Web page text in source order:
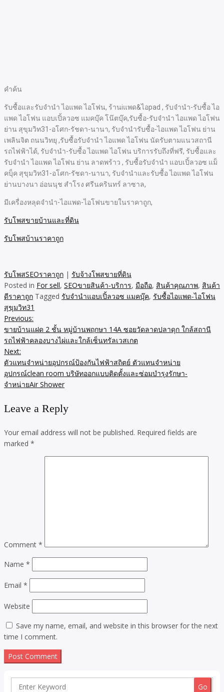
คำค้น
รับซื้อและรับจำนำ ไอแพด ไอโฟน, ร้านiแพด&ไอpad , รับจำนำ-รับซื้อ ไอ
แพด ไอโฟน แอบเปิ้ลวอซ แมคบุ๊ค โน๊ตบุ๊ค,รับซื้อ-รับจำนำ ไอแพด ไอโฟน
ย่าน สุขุมวิท31-อโศก-รัชดา-นานา, รับจำนำรับซื้อ-ไอแพด ไอโฟน ย่าน
เพลินจิต ถนนวิทยุ ,รับซื้อรับจำนำ ไอแพด ไอโฟน นัดรับตามแนวสถานี
รถไฟฟ้าได้, รับจำนำ-รับซื้อ ไอแพด ไอโฟน บริการรับถึงที่ฟรี, รับซื้อและ
รับจำนำ ไอแพด ไอโฟน ย่าน ลาดพร้าว , รับซื้อรับจำนำ แอบเปิ้ลวอซ แม็
คบุ็ค สุขุมวิท31-อโศก-รัชดา-นานา, รับจำนำและรับซื้อ ไอแพด ไอโฟน
ย่านบางนา อ่อนนุช สำโรง ศรีนครินทร์ ลาซาล,
มีเครื่องหลุดจำนำ-ไอแพด-ไอโฟนขายในราคาถูก,
รับโพสขายบ้านและที่ดิน
รับโพสบ้านราคาถูก
รับโพสSEOราคาถูก | รับจ้างโพสขายที่ดิน
Posted in For sell, SEOขายสินค้า-บริการ, มือถือ, สินค้าคุณภาพ, สินค้า
ดีราคาถูก Tagged รับจำนำแอบเปิ้ลวอซ แมคบุ๊ค, รับซื้อไอแพด-ไอโฟน
สุขุมวิท31
Post
navigation
Previous:
ขายบ้านแฝด 2 ชั้น หมู่บ้านพฤกษา 14A ซอยวัดลาดปลาดุก ใกล้สถานี
รถไฟฟ้าคลองบางไผ่และใกล้เซ็นทรัลเวสเกต
Next:
ตัวแทนจำหน่ายอุปกรณ์ป้องกันไฟฟ้าสถิตย์ ตัวแทนจำหน่าย
อุปกรณ์clean room บริษัทออกแบบติดตั้งและซ่อมบำรุงรักษา-
จำหน่ายAir Shower
Leave a Reply
Your email address will not be published. Required fields are
marked *
Comment *
Name *
Email *
Website
Save my name, email, and website in this browser for the next
time I comment.